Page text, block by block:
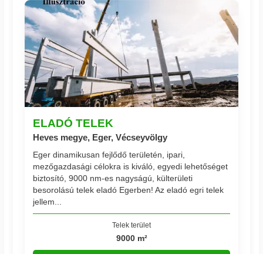
ELADÓ TELEK
Heves megye, Eger, Vécseyvölgy
Eger dinamikusan fejlődő területén, ipari,
mezőgazdasági célokra is kiváló, egyedi lehetőséget
biztosító, 9000 nm-es nagyságú, külterületi
besorolású telek eladó Egerben! Az eladó egri telek
jellem...
Telek terület
9000 m²